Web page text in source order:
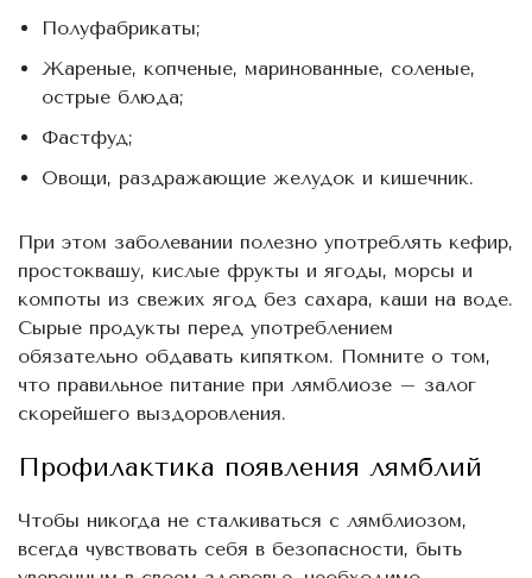
Полуфабрикаты;
Жареные, копченые, маринованные, соленые,
острые блюда;
Фастфуд;
Овощи, раздражающие желудок и кишечник.
При этом заболевании полезно употреблять кефир,
простоквашу, кислые фрукты и ягоды, морсы и
компоты из свежих ягод без сахара, каши на воде.
Сырые продукты перед употреблением
обязательно обдавать кипятком. Помните о том,
что правильное питание при лямблиозе – залог
скорейшего выздоровления.
Профилактика появления лямблий
Чтобы никогда не сталкиваться с лямблиозом,
всегда чувствовать себя в безопасности, быть